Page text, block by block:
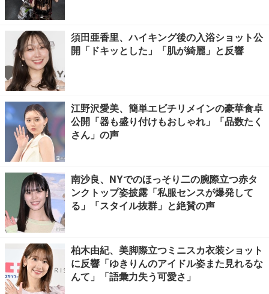
須田亜香里、ハイキング後の入浴ショット公
開「ドキッとした」「肌が綺麗」と反響
江野沢愛美、簡単エビチリメインの豪華食卓
公開「器も盛り付けもおしゃれ」「品数たく
さん」の声
南沙良、NYでのほっそり二の腕際立つ赤タ
ンクトップ姿披露「私服センスが爆発して
る」「スタイル抜群」と絶賛の声
柏木由紀、美脚際立つミニスカ衣装ショット
に反響「ゆきりんのアイドル姿また見れるな
んて」「語彙力失う可愛さ」